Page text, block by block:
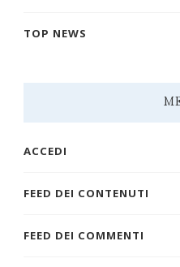
TOP NEWS
ACCEDI
FEED DEI CONTENUTI
FEED DEI COMMENTI